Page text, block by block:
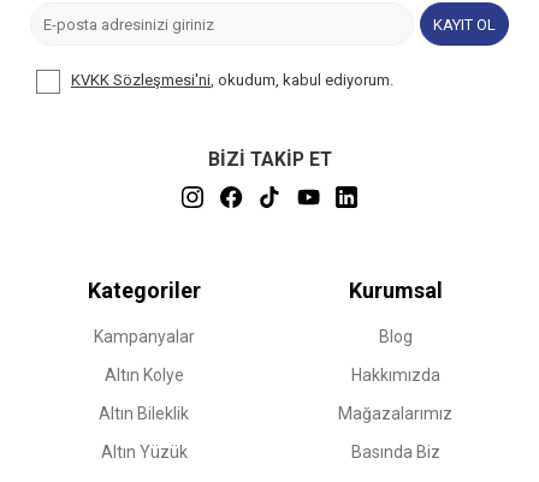
KAYIT OL
KVKK Sözleşmesi'ni, okudum, kabul ediyorum.
BİZİ TAKİP ET
Kategoriler
Kampanyalar
Altın Kolye
Altın Bileklik
Altın Yüzük
Kurumsal
Blog
Hakkımızda
Mağazalarımız
Basında Biz